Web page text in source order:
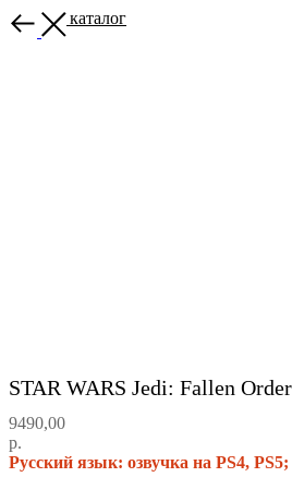
Назад в каталог
STAR WARS Jedi: Fallen
9490,00
р.
Русский язык: озвучка на PS4, PS5;